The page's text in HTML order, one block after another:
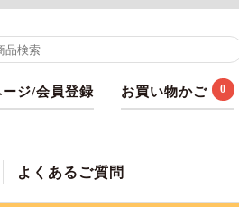
ージ/会員登録 お買い物かご 0
よくあるご質問